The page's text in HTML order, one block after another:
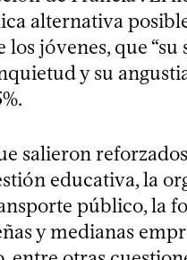
alternativa
jóvenes, que “su
y su
salieron
educativa, la
público, la
y medianas